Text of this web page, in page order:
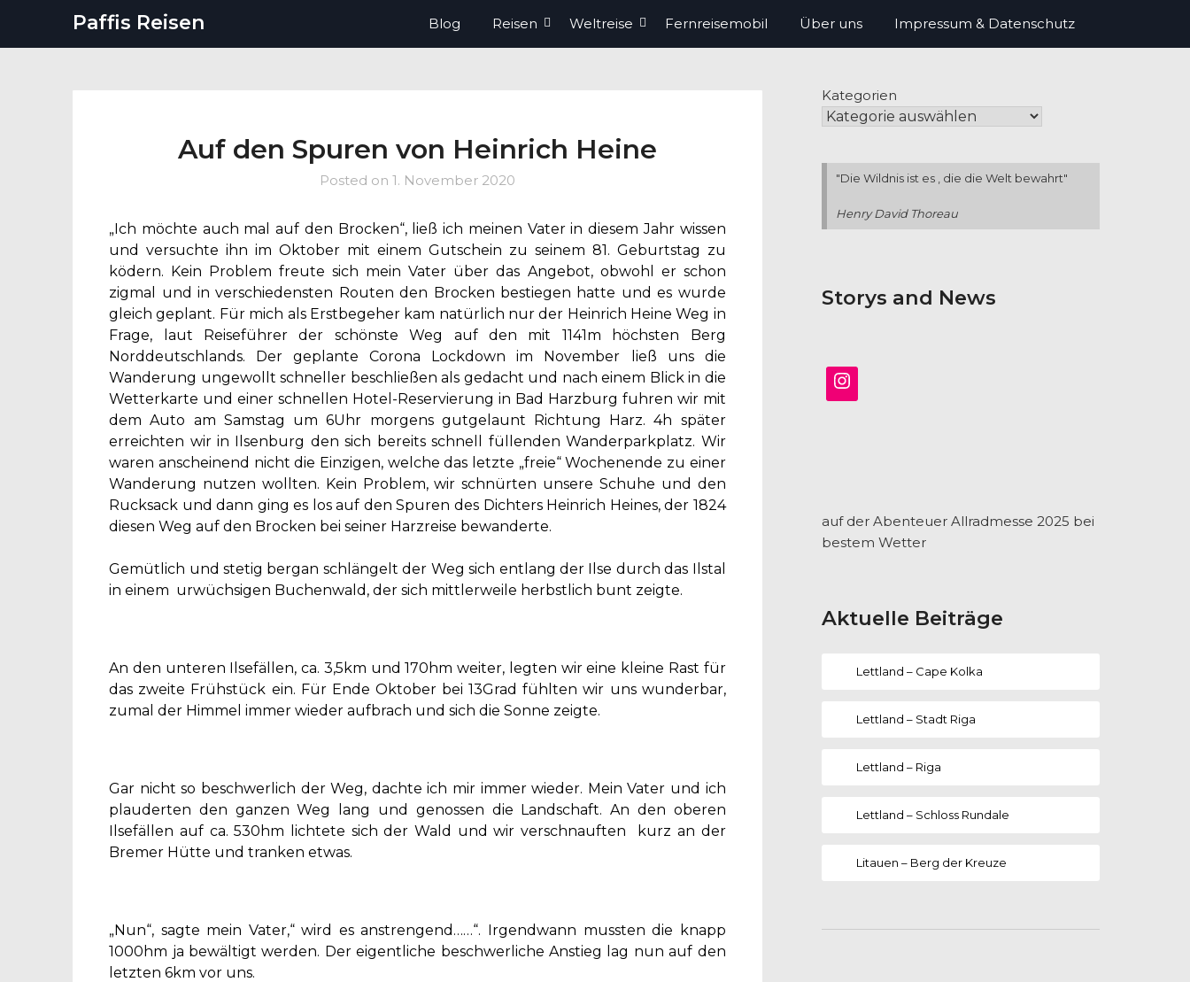
Paffis Reisen Blog Reisen Weltreise Fernreisemobil Über uns Impressum & Datenschutz
Auf den Spuren von Heinrich Heine
Posted on 1. November 2020
„Ich möchte auch mal auf den Brocken“, ließ ich meinen Vater in diesem Jahr wissen
und versuchte ihn im Oktober mit einem Gutschein zu seinem 81. Geburtstag zu
ködern. Kein Problem freute sich mein Vater über das Angebot, obwohl er schon
zigmal und in verschiedensten Routen den Brocken bestiegen hatte und es wurde
gleich geplant. Für mich als Erstbegeher kam natürlich nur der Heinrich Heine Weg in
Frage, laut Reiseführer der schönste Weg auf den mit 1141m höchsten Berg
Norddeutschlands. Der geplante Corona Lockdown im November ließ uns die
Wanderung ungewollt schneller beschließen als gedacht und nach einem Blick in die
Wetterkarte und einer schnellen Hotel-Reservierung in Bad Harzburg fuhren wir mit
dem Auto am Samstag um 6Uhr morgens gutgelaunt Richtung Harz. 4h später
erreichten wir in Ilsenburg den sich bereits schnell füllenden Wanderparkplatz. Wir
waren anscheinend nicht die Einzigen, welche das letzte „freie“ Wochenende zu einer
Wanderung nutzen wollten. Kein Problem, wir schnürten unsere Schuhe und den
Rucksack und dann ging es los auf den Spuren des Dichters Heinrich Heines, der 1824
diesen Weg auf den Brocken bei seiner Harzreise bewanderte.
Gemütlich und stetig bergan schlängelt der Weg sich entlang der Ilse durch das Ilstal
in einem urwüchsigen Buchenwald, der sich mittlerweile herbstlich bunt zeigte.
An den unteren Ilsefällen, ca. 3,5km und 170hm weiter, legten wir eine kleine Rast für
das zweite Frühstück ein. Für Ende Oktober bei 13Grad fühlten wir uns wunderbar,
zumal der Himmel immer wieder aufbrach und sich die Sonne zeigte.
Gar nicht so beschwerlich der Weg, dachte ich mir immer wieder. Mein Vater und ich
plauderten den ganzen Weg lang und genossen die Landschaft. An den oberen
Ilsefällen auf ca. 530hm lichtete sich der Wald und wir verschnauften kurz an der
Bremer Hütte und tranken etwas.
„Nun“, sagte mein Vater,“ wird es anstrengend……“. Irgendwann mussten die knapp
1000hm ja bewältigt werden. Der eigentliche beschwerliche Anstieg lag nun auf den
letzten 6km vor uns.
Kategorien
"Die Wildnis ist es , die die Welt bewahrt"
Henry David Thoreau
Storys and News
auf der Abenteuer Allradmesse 2025 bei
bestem Wetter
Aktuelle Beiträge
Lettland – Cape Kolka
Lettland – Stadt Riga
Lettland – Riga
Lettland – Schloss Rundale
Litauen – Berg der Kreuze